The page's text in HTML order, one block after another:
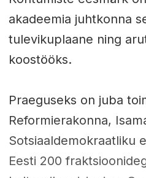
akadeemia juhtkonna
tulevikuplaane ning
koostööks.
Praeguseks on juba
Reformierakonna,
Sotsiaaldemokraatliku
Eesti 200